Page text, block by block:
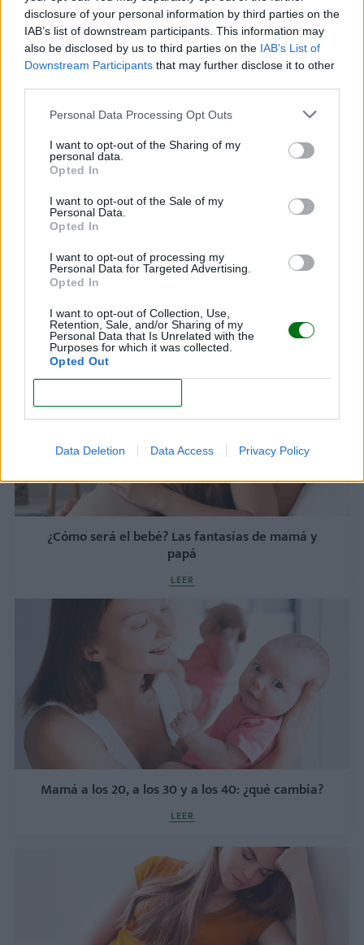
disclosure of your personal information by third parties on the
IAB’s list of downstream participants. This information may
also be disclosed by us to third parties on the IAB’s List of
Downstream Participants that may further disclose it to other
Personal Data Processing Opt Outs
I want to opt-out of the Sharing of my
personal data.
Opted In
I want to opt-out of the Sale of my
Personal Data.
Opted In
I want to opt-out of processing my
Personal Data for Targeted Advertising.
Opted In
I want to opt-out of Collection, Use,
Retention, Sale, and/or Sharing of my
Personal Data that Is Unrelated with the
Purposes for which it was collected.
Opted Out
Data Deletion Data Access Privacy Policy
Las reglas para tener un embarazo sin ansiedad
La influencia de tus emociones en el bebé
LEER
¿Cómo será el bebé? Las fantasías de mamá y
papá
LEER
Mamá a los 20, a los 30 y a los 40: ¿qué cambia?
LEER